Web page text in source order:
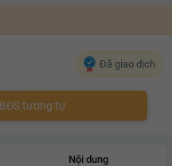
Đã giao dịch
tương tự
Nội dung